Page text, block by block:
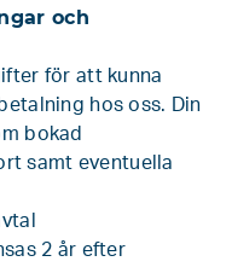
och
för att kunna
hos oss. Din
bokad
samt eventuella
2 år efter